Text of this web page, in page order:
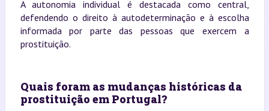
A autonomia individual é destacada como central,
defendendo o direito à autodeterminação e à escolha
informada por parte das pessoas que exercem a
prostituição.
Quais foram as mudanças históricas da
prostituição em Portugal?